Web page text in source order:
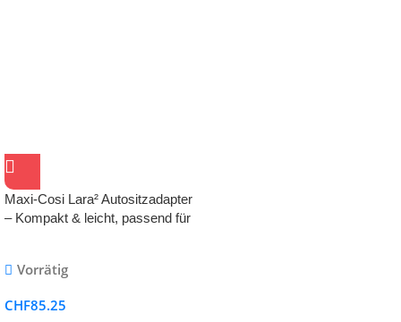
Maxi-Cosi Lara² Autositzadapter
– Kompakt & leicht, passend für
Vorrätig
CHF85.25